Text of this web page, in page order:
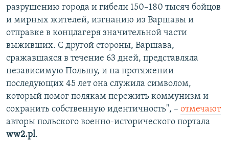
разрушению города и гибели 150–180 тысяч бойцов
и мирных жителей, изгнанию из Варшавы и
отправке в концлагеря значительной части
выживших. С другой стороны, Варшава,
сражавшаяся в течение 63 дней, представляла
независимую Польшу, и на протяжении
последующих 45 лет она служила символом,
который помог полякам пережить коммунизм и
сохранить собственную идентичность", – отмечают
авторы польского военно-исторического портала
ww2.pl.